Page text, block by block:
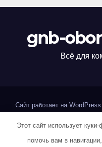
gnb-
Всё для
Сайт работает на WordPress
Home Sample Page
Этот сайт использует
помочь вам в